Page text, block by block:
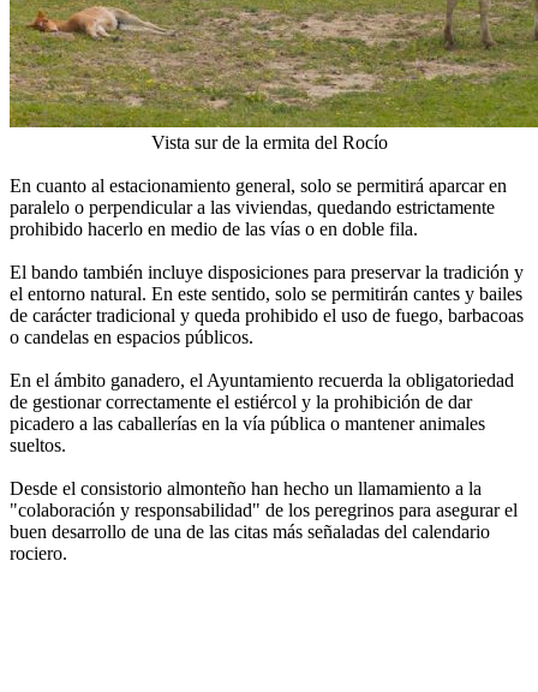
Vista sur de la ermita del Rocío
En cuanto al estacionamiento general, solo se permitirá aparcar en
paralelo o perpendicular a las viviendas, quedando estrictamente
prohibido hacerlo en medio de las vías o en doble fila.
El bando también incluye disposiciones para preservar la tradición y
el entorno natural. En este sentido, solo se permitirán cantes y bailes
de carácter tradicional y queda prohibido el uso de fuego, barbacoas
o candelas en espacios públicos.
En el ámbito ganadero, el Ayuntamiento recuerda la obligatoriedad
de gestionar correctamente el estiércol y la prohibición de dar
picadero a las caballerías en la vía pública o mantener animales
sueltos.
Desde el consistorio almonteño han hecho un llamamiento a la
"colaboración y responsabilidad" de los peregrinos para asegurar el
buen desarrollo de una de las citas más señaladas del calendario
rociero.